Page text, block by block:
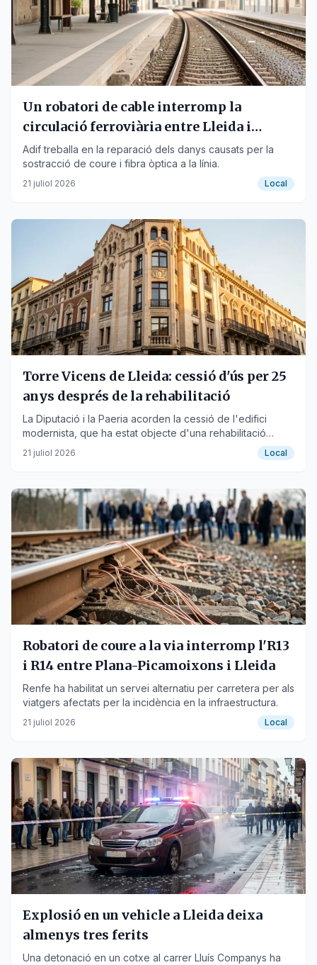
Un robatori de cable interromp la
circulació ferroviària entre Lleida i
Tarragona
Adif treballa en la reparació dels danys causats per la
sostracció de coure i fibra òptica a la línia.
21 juliol 2026 Local
Torre Vicens de Lleida: cessió d'ús per 25
anys després de la rehabilitació
La Diputació i la Paeria acorden la cessió de l'edifici
modernista, que ha estat objecte d'una rehabilitació
estructural i de façana.
21 juliol 2026 Local
Robatori de coure a la via interromp l'R13
i R14 entre Plana-Picamoixons i Lleida
Renfe ha habilitat un servei alternatiu per carretera per als
viatgers afectats per la incidència en la infraestructura.
21 juliol 2026 Local
Explosió en un vehicle a Lleida deixa
almenys tres ferits
Una detonació en un cotxe al carrer Lluís Companys ha